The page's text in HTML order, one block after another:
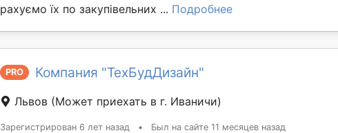
рахуємо їх по закупівельних ... Подробнее
PRO Компания "ТехБудДизайн"
Львов (Может приехать в г. Иваничи)
Зарегистрирован 6 лет назад • Был на сайте 11 месяцев назад